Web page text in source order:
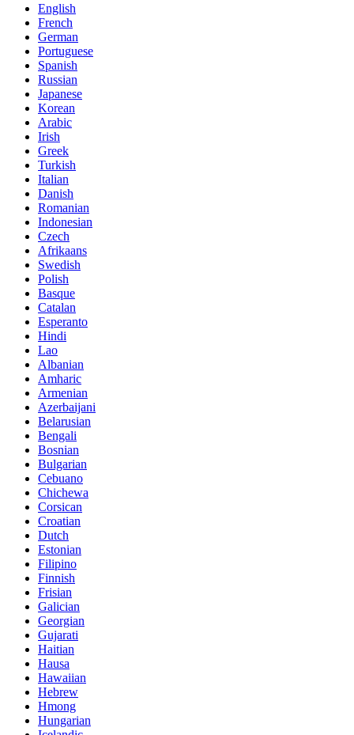
English
French
German
Portuguese
Spanish
Russian
Japanese
Korean
Arabic
Irish
Greek
Turkish
Italian
Danish
Romanian
Indonesian
Czech
Afrikaans
Swedish
Polish
Basque
Catalan
Esperanto
Hindi
Lao
Albanian
Amharic
Armenian
Azerbaijani
Belarusian
Bengali
Bosnian
Bulgarian
Cebuano
Chichewa
Corsican
Croatian
Dutch
Estonian
Filipino
Finnish
Frisian
Galician
Georgian
Gujarati
Haitian
Hausa
Hawaiian
Hebrew
Hmong
Hungarian